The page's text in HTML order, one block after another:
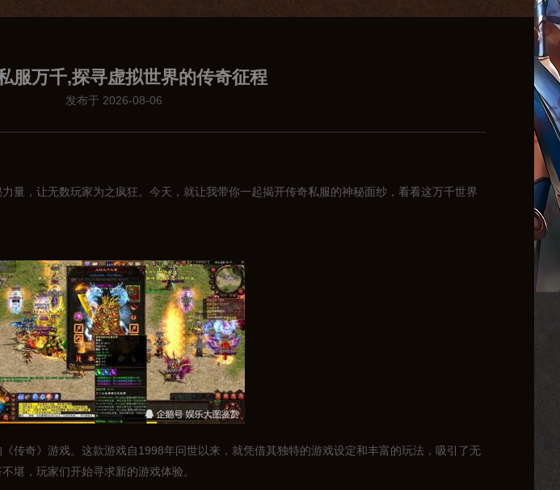
服万千,探寻虚拟世界的传奇征程
发布于 2026-08-06
量，让无数玩家为之疯狂。今天，就让我带你一起揭开传奇私服的神秘面纱，看看这万千世界
传奇》游戏。这款游戏自1998年问世以来，就凭借其独特的游戏设定和丰富的玩法，吸引了无
堪，玩家们开始寻求新的游戏体验。